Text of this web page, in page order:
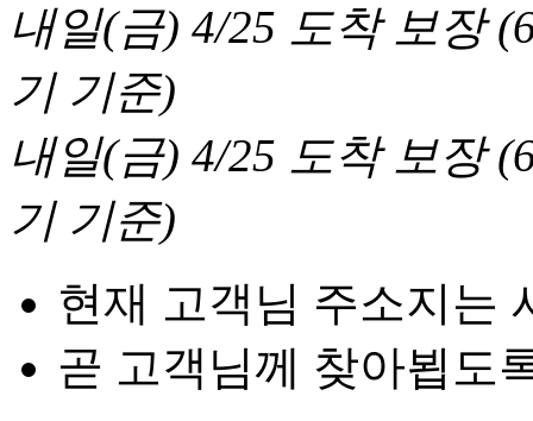
내일(금) 4/25 도착 보장(
기 기준)
내일(금) 4/25 도착 보장(
기 기준)
현재 고객님 주소지는
곧 고객님께 찾아뵙도